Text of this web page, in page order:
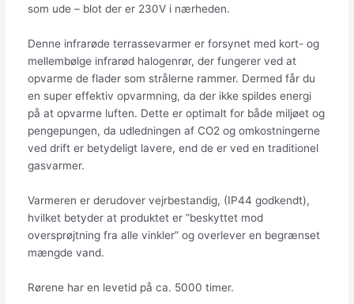
som ude – blot der er 230V i nærheden.
Denne infrarøde terrassevarmer er forsynet med kort- og
mellembølge infrarød halogenrør, der fungerer ved at
opvarme de flader som strålerne rammer. Dermed får du
en super effektiv opvarmning, da der ikke spildes energi
på at opvarme luften. Dette er optimalt for både miljøet og
pengepungen, da udledningen af CO2 og omkostningerne
ved drift er betydeligt lavere, end de er ved en traditionel
gasvarmer.
Varmeren er derudover vejrbestandig, (IP44 godkendt),
hvilket betyder at produktet er ”beskyttet mod
oversprøjtning fra alle vinkler” og overlever en begrænset
mængde vand.
Rørene har en levetid på ca. 5000 timer.